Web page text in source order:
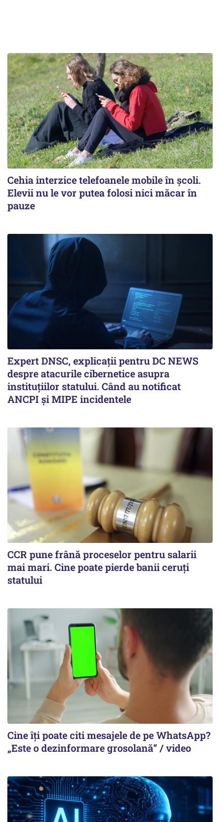
Cehia interzice telefoanele mobile în școli.
Elevii nu le vor putea folosi nici măcar în
pauze
Expert DNSC, explicații pentru DC NEWS
despre atacurile cibernetice asupra
instituțiilor statului. Când au notificat
ANCPI și MIPE incidentele
CCR pune frână proceselor pentru salarii
mai mari. Cine poate pierde banii ceruți
statului
Cine îți poate citi mesajele de pe WhatsApp?
„Este o dezinformare grosolană” / video